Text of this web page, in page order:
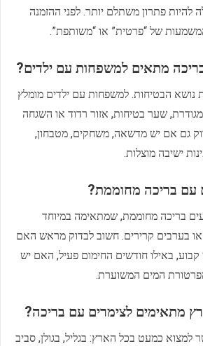
להיות פתרון משתלם יותר. לפני ההזמנה
של “פרטית” או “משותפת”.
נושא הבטיחות. למשפחות עם ילדים מומלץ
שער בטיחות, אזור רדוד או השגחה
גם אם יש מדשאה, משחקים, מטבחון,
ישיבה מוצלות.
בריכה מחוממת, שמתאימה במיוחד
בערבים קרירים. חשוב לבדוק מראש האם
באילו חודשים החימום פעיל, האם יש
המים המשוערת.
למצוא כמעט בכל הארץ: בגליל, בגולן, סביב